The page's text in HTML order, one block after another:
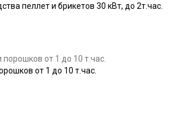
пеллет и брикетов 30 кВт, до 2т.час.
от 1 до 10 т.час.